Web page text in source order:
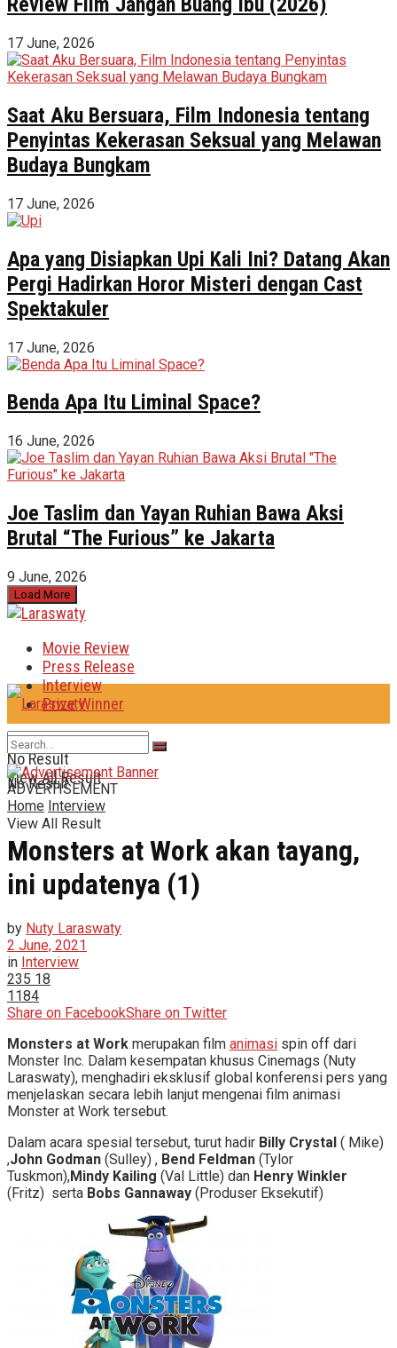
17 June, 2026
Saat Aku Bersuara, Film Indonesia tentang
Penyintas Kekerasan Seksual yang Melawan
Budaya Bungkam
17 June, 2026
Apa yang Disiapkan Upi Kali Ini? Datang Akan
Pergi Hadirkan Horor Misteri dengan Cast
Spektakuler
17 June, 2026
Benda Apa Itu Liminal Space?
16 June, 2026
Joe Taslim dan Yayan Ruhian Bawa Aksi
Brutal “The Furious” ke Jakarta
9 June, 2026
Load More
Movie Review
Press Release
Interview
Prize Winner
No Result
View All Result
No Result
View All Result
ADVERTISEMENT
Home Interview
Monsters at Work akan tayang,
ini updatenya (1)
by Nuty Laraswaty
2 June, 2021
in Interview
235 18
1184
Share on FacebookShare on Twitter
Monsters at Work merupakan film animasi spin off dari
Monster Inc. Dalam kesempatan khusus Cinemags (Nuty
Laraswaty), menghadiri eksklusif global konferensi pers yang
menjelaskan secara lebih lanjut mengenai film animasi
Monster at Work tersebut.
Dalam acara spesial tersebut, turut hadir Billy Crystal ( Mike)
,John Godman (Sulley) , Bend Feldman (Tylor
Tuskmon),Mindy Kailing (Val Little) dan Henry Winkler
(Fritz) serta Bobs Gannaway (Produser Eksekutif)